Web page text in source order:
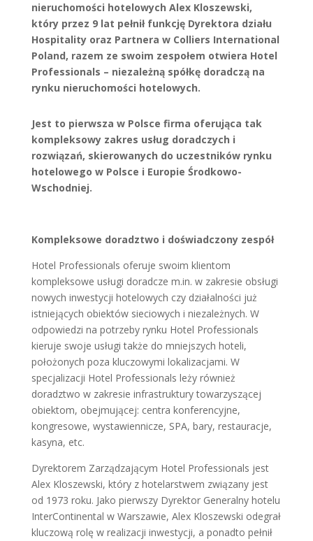
nieruchomości hotelowych Alex Kloszewski,
który przez 9 lat pełnił funkcję Dyrektora działu
Hospitality oraz Partnera w Colliers International
Poland, razem ze swoim zespołem otwiera Hotel
Professionals – niezależną spółkę doradczą na
rynku nieruchomości hotelowych.
Jest to pierwsza w Polsce firma oferująca tak
kompleksowy zakres usług doradczych i
rozwiązań, skierowanych do uczestników rynku
hotelowego w Polsce i Europie Środkowo-
Wschodniej.
Kompleksowe doradztwo i doświadczony zespół
Hotel Professionals oferuje swoim klientom
kompleksowe usługi doradcze m.in. w zakresie obsługi
nowych inwestycji hotelowych czy działalności już
istniejących obiektów sieciowych i niezależnych. W
odpowiedzi na potrzeby rynku Hotel Professionals
kieruje swoje usługi także do mniejszych hoteli,
położonych poza kluczowymi lokalizacjami. W
specjalizacji Hotel Professionals leży również
doradztwo w zakresie infrastruktury towarzyszącej
obiektom, obejmującej: centra konferencyjne,
kongresowe, wystawiennicze, SPA, bary, restauracje,
kasyna, etc.
Dyrektorem Zarządzającym Hotel Professionals jest
Alex Kloszewski, który z hotelarstwem związany jest
od 1973 roku. Jako pierwszy Dyrektor Generalny hotelu
InterContinental w Warszawie, Alex Kloszewski odegrał
kluczową rolę w realizacji inwestycji, a ponadto pełnił